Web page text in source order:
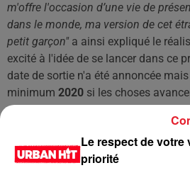
m'offre l'occasion d’une vie de
dans le monde, ma version de cet
petit garçon" a ainsi expliqué le
excité à l'idée de se lancer dans ce
date de sortie n'a été annoncée
minimum 2020 si les choses
LES DERNIÈRES NEWS
Le respect de votre
priorité